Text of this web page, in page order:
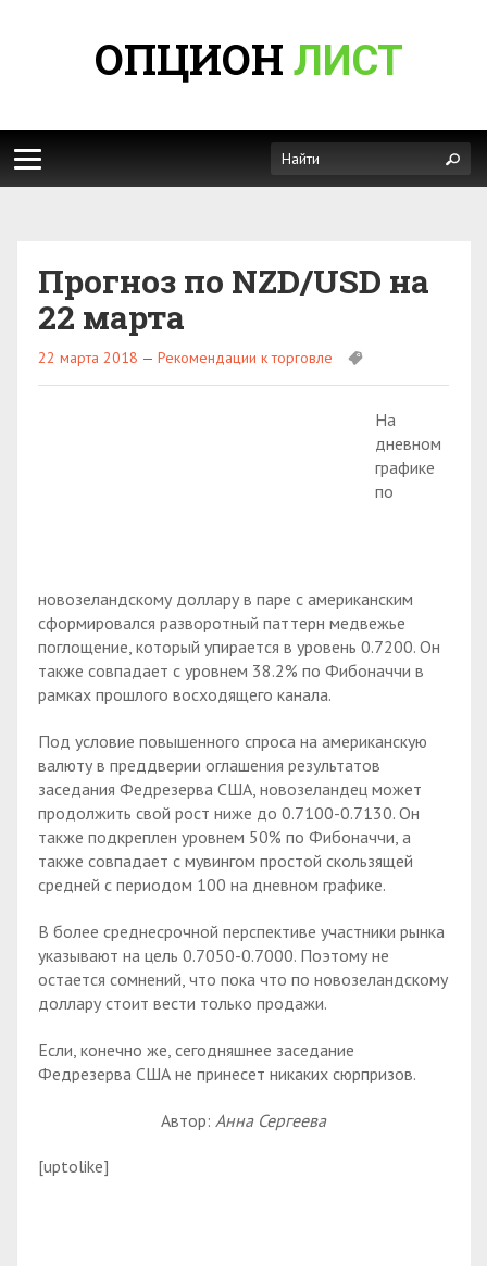
ОПЦИОН ЛИСТ
Прогноз по NZD/USD на
22 марта
22 марта 2018 — Рекомендации к торговле
На
дневном
графике
по
новозеландскому доллару в паре с американским
сформировался разворотный паттерн медвежье
поглощение, который упирается в уровень 0.7200. Он
также совпадает с уровнем 38.2% по Фибоначчи в
рамках прошлого восходящего канала.
Под условие повышенного спроса на американскую
валюту в преддверии оглашения результатов
заседания Федрезерва США, новозеландец может
продолжить свой рост ниже до 0.7100-0.7130. Он
также подкреплен уровнем 50% по Фибоначчи, а
также совпадает с мувингом простой скользящей
средней с периодом 100 на дневном графике.
В более среднесрочной перспективе участники рынка
указывают на цель 0.7050-0.7000. Поэтому не
остается сомнений, что пока что по новозеландскому
доллару стоит вести только продажи.
Если, конечно же, сегодняшнее заседание
Федрезерва США не принесет никаких сюрпризов.
Автор: Анна Сергеева
[uptolike]